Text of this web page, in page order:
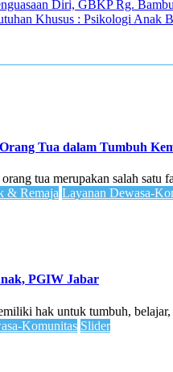
Diri, GBKP Rg.
Khusus : Psikologi Anak
Tua dalam Tumbuh
tua merupakan salah satu
& Remaja Layanan Dewasa-
PGIW Jabar
hak untuk tumbuh,
Komunitas Slider